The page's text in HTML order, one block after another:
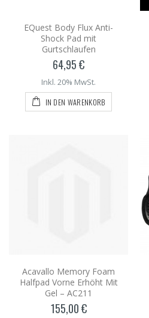
EQuest Body Flux Anti-
Shock Pad mit
Gurtschlaufen
64,95 €
Inkl. 20% MwSt.
IN DEN WARENKORB
Acavallo Memory Foam
Halfpad Vorne Erhöht Mit
Gel – AC211
155,00 €